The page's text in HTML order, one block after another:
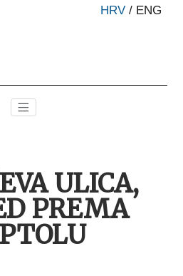
HRV / ENG
ULICA,
PREMA